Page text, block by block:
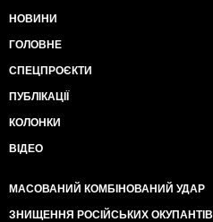
НОВИНИ
ГОЛОВНЕ
СПЕЦПРОЄКТИ
ПУБЛІКАЦІЇ
КОЛОНКИ
ВІДЕО
МАСОВАНИЙ КОМБІНОВАНИЙ УДАР
ЗНИЩЕННЯ РОСІЙСЬКИХ ОКУПАНТІВ